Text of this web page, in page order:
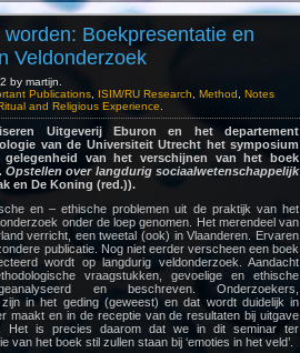
Boekpresentatie en
Veldonderzoek
by martijn.
Publications ISIM/RU Research Method
Notes
and Religious Experience
Uitgeverij Eburon en het departement
van de Universiteit Utrecht het symposium
gelegenheid van het verschijnen van het boek
Opstellen over langdurig sociaalwetenschappelijk
en De Koning (red.)).
en – ethische problemen uit de praktijk van het
onder de loep genomen. Het merendeel van
verricht, een tweetal (ook) in Vlaanderen. Ervaren
publicatie. Nog niet eerder verscheen een boek
wordt op langdurig veldonderzoek. Aandacht
vraagstukken, gevoelige en ethische
en beschreven. Onderzoekers,
in het geding (geweest) en dat wordt duidelijk in
maakt en in de receptie van de resultaten bij uitgave
Het is precies daarom dat we in dit seminar ter
van het boek stil zullen staan bij ‘emoties in het veld’.